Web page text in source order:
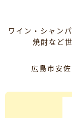
ワイン・シャン
焼酎など
広島市安